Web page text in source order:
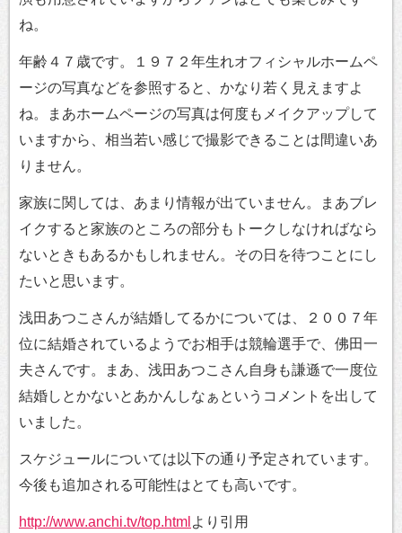
ね。
年齢４７歳です。１９７２年生れオフィシャルホームペ
ージの写真などを参照すると、かなり若く見えますよ
ね。まあホームページの写真は何度もメイクアップして
いますから、相当若い感じで撮影できることは間違いあ
りません。
家族に関しては、あまり情報が出ていません。まあブレ
イクすると家族のところの部分もトークしなければなら
ないときもあるかもしれません。その日を待つことにし
たいと思います。
浅田あつこさんが結婚してるかについては、２００７年
位に結婚されているようでお相手は競輪選手で、佛田一
夫さんです。まあ、浅田あつこさん自身も謙遜で一度位
結婚しとかないとあかんしなぁというコメントを出して
いました。
スケジュールについては以下の通り予定されています。
今後も追加される可能性はとても高いです。
http://www.anchi.tv/top.html より引用